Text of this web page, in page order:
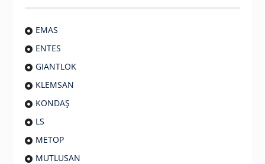
EMAS
ENTES
GIANTLOK
KLEMSAN
KONDAŞ
LS
METOP
MUTLUSAN